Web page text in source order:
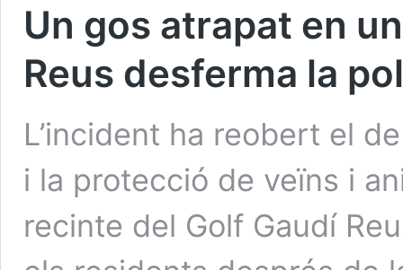
Un gos atrapat en
Reus desferma la
L’incident ha reobert el
i la protecció de veïns i
recinte del Golf Gaudí